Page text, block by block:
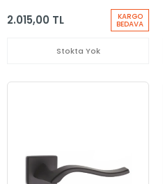
2.015,00 TL KARGO
BEDAVA
Stokta Yok